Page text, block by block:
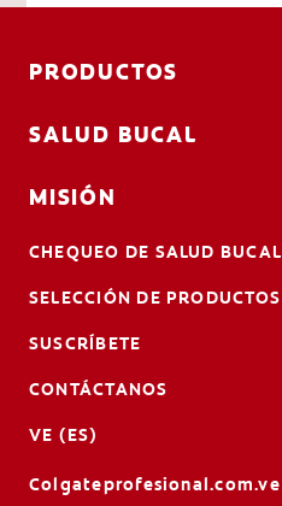
PRODUCTOS
SALUD BUCAL
MISIÓN
CHEQUEO DE SALUD BUCAL
SELECCIÓN DE PRODUCTOS
SUSCRÍBETE
CONTÁCTANOS
VE (ES)
Colgateprofesional.com.ve